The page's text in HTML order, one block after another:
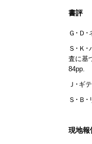
書評
Ｇ･Ｄ･
Ｓ･Ｋ
査に基
84pp.
Ｊ･ギ
Ｓ･Ｂ
現地報